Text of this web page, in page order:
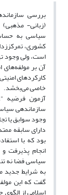
بررسی
(زبانی- مذهبی)
سیاسی به
کشوری،
است، ولی وجود
آن بر مولفه‌های
کارکردهای
خاصی می‌بخشد.
آزمون فرضیه
دارای سابقه
بود که با
انجام پذیرفت
سیاسی فضا نه
به شرایط جدید
گفت که این